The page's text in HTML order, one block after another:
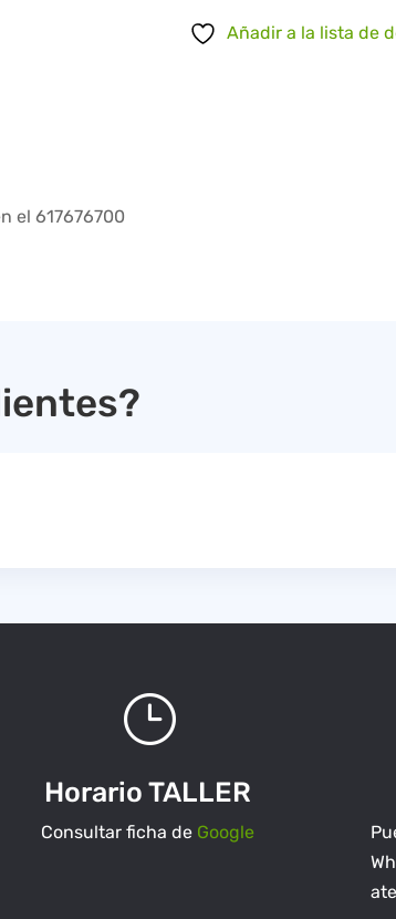
Añadir a la lista de
el 617676700
}
Horario TALLER
Consultar ficha de Google